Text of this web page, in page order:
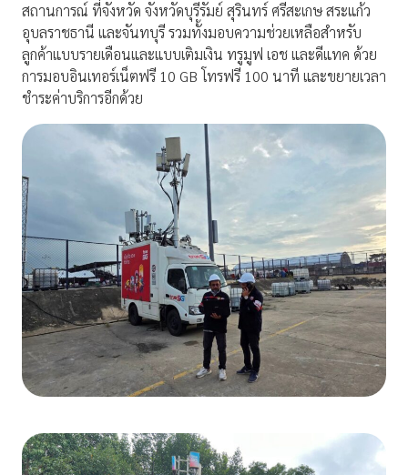
สถานการณ์ ที่จังหวัด จังหวัดบุรีรัมย์ สุรินทร์ ศรีสะเกษ สระแก้ว
อุบลราชธานี และจันทบุรี รวมทั้งมอบความช่วยเหลือสำหรับ
ลูกค้าแบบรายเดือนและแบบเติมเงิน ทรูมูฟ เอช และดีแทค ด้วย
การมอบอินเทอร์เน็ตฟรี 10 GB โทรฟรี 100 นาที และขยายเวลา
ชำระค่าบริการอีกด้วย